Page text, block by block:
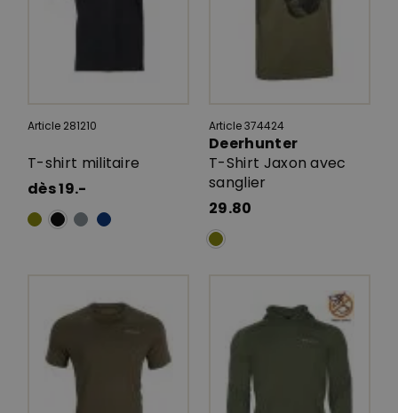
Article 281210
T-shirt militaire
dès 19.-
Article 374424
Deerhunter
T-Shirt Jaxon avec
sanglier
29.80